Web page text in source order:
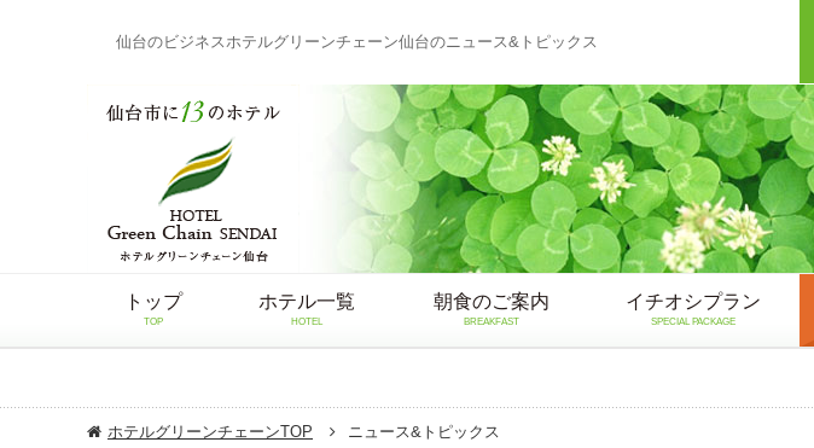
仙台のビジネスホテルグリーンチェーン仙台のニュース&トピックス
トップ
TOP
ホテル一覧
HOTEL
朝食のご案内
BREAKFAST
イチオシプラン
SPECIAL PACKAGE
ホテルグリーンチェーンTOP ニュース&トピックス